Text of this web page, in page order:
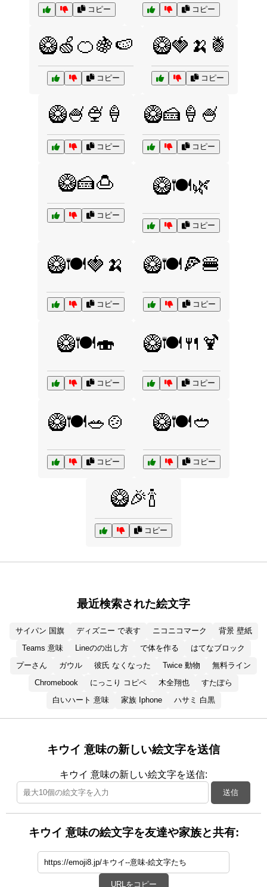
コピー コピー
🥝🍏🍊🍇🍉
コピー
🥝🍓🍌🍍
コピー
🥝🍧🍨🍦
コピー
🥝🍰🍦🍧
コピー
🥝🍰🍮
コピー
🥝🍽️🌿
コピー
🥝🍽️🍓🍌
コピー
🥝🍽️🍕🍔
コピー
🥝🍽️🍣
コピー
🥝🍽️🍴🍹
コピー
🥝🍽️🥗🍲
コピー
🥝🍽️🥙
コピー
🥝🎉🍾
コピー
最近検索された絵文字
サイパン 国旗 ディズニー で表す ニコニコマーク
背景 壁紙
Teams 意味
Lineのの出し方 で体を作る
はてなブロック
プーさん
ガウル 彼氏 なくなった Twice 動物
無料ライン
Chromebook
にっこり コピペ 木全翔也
すたぽら
白いハート 意味
家族 Iphone ハサミ 白黒
キウイ 意味の新しい絵文字を送信
キウイ 意味の新しい絵文字を送信:
送信
キウイ 意味の絵文字を友達や家族と共有:
URLをコピー